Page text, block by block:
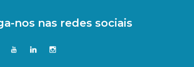
nos nas redes sociais